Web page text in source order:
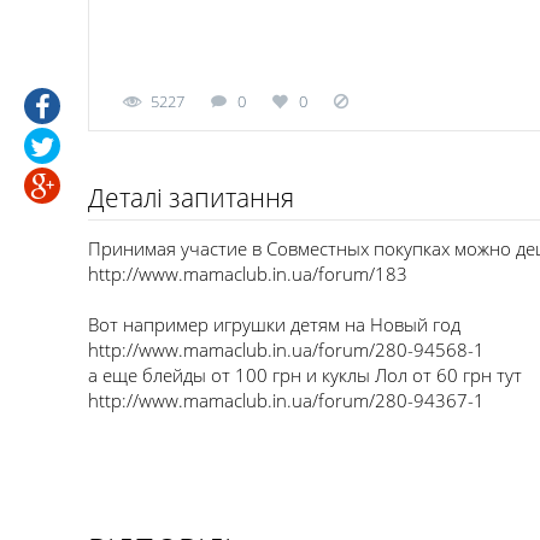
5227 0 0
Деталі запитання
Принимая участие в Совместных покупках можно
http://www.mamaclub.in.ua/forum/183
Вот например игрушки детям на Новый год
http://www.mamaclub.in.ua/forum/280-94568-1
а еще блейды от 100 грн и куклы Лол от 60 грн тут
http://www.mamaclub.in.ua/forum/280-94367-1